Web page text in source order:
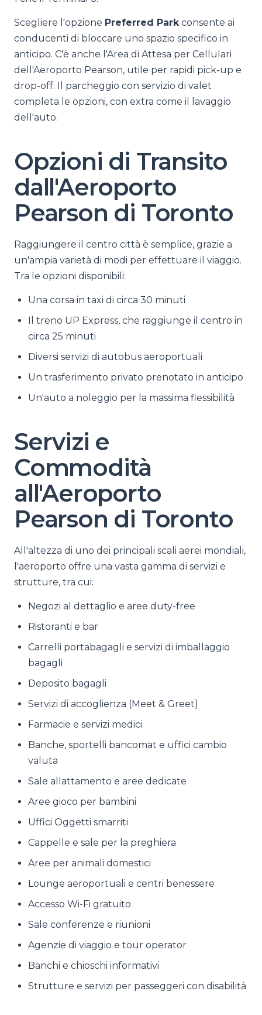
Scegliere l'opzione Preferred Parkconsente ai
conducenti di bloccare uno spazio specifico in
anticipo. C'è anche l'Area di Attesa per Cellulari
dell'Aeroporto Pearson, utile per rapidi pick-up e
drop-off. Il parcheggio con servizio di valet
completa le opzioni, con extra come il lavaggio
dell'auto.
Opzioni di Transito
dall'Aeroporto
Pearson di Toronto
Raggiungere il centro città è semplice, grazie a
un'ampia varietà di modi per effettuare il viaggio.
Tra le opzioni disponibili:
Una corsa in taxi di circa 30 minuti
Il treno UP Express, che raggiunge il centro in
circa 25 minuti
Diversi servizi di autobus aeroportuali
Un trasferimento privato prenotato in anticipo
Un'auto a noleggio per la massima flessibilità
Servizi e
Commodità
all'Aeroporto
Pearson di Toronto
All'altezza di uno dei principali scali aerei mondiali,
l'aeroporto offre una vasta gamma di servizi e
strutture, tra cui:
Negozi al dettaglio e aree duty-free
Ristoranti e bar
Carrelli portabagagli e servizi di imballaggio
bagagli
Deposito bagagli
Servizi di accoglienza (Meet & Greet)
Farmacie e servizi medici
Banche, sportelli bancomat e uffici cambio
valuta
Sale allattamento e aree dedicate
Aree gioco per bambini
Uffici Oggetti smarriti
Cappelle e sale per la preghiera
Aree per animali domestici
Lounge aeroportuali e centri benessere
Accesso Wi-Fi gratuito
Sale conferenze e riunioni
Agenzie di viaggio e tour operator
Banchi e chioschi informativi
Strutture e servizi per passeggeri con disabilità